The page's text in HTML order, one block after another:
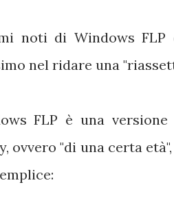
noti di Windows
nel ridare una
FLP è una
ovvero "di una certa